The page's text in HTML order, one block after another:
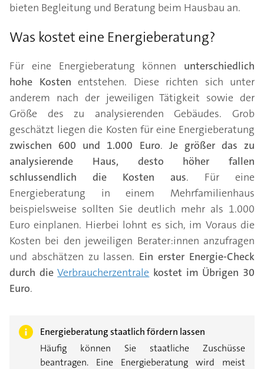
bieten Begleitung und Beratung beim Hausbau an.
Was kostet eine Energieberatung?
Für eine Energieberatung können unterschiedlich
hohe Kosten entstehen. Diese richten sich unter
anderem nach der jeweiligen Tätigkeit sowie der
Größe des zu analysierenden Gebäudes. Grob
geschätzt liegen die Kosten für eine Energieberatung
zwischen 600 und 1.000 Euro. Je größer das zu
analysierende Haus, desto höher fallen
schlussendlich die Kosten aus. Für eine
Energieberatung in einem Mehrfamilienhaus
beispielsweise sollten Sie deutlich mehr als 1.000
Euro einplanen. Hierbei lohnt es sich, im Voraus die
Kosten bei den jeweiligen Berater:innen anzufragen
und abschätzen zu lassen. Ein erster Energie-Check
durch dieVerbraucherzentrale kostet im Übrigen 30
Euro.
Energieberatung staatlich fördern lassen
Häufig können Sie staatliche Zuschüsse
beantragen. Eine Energieberatung wird meist